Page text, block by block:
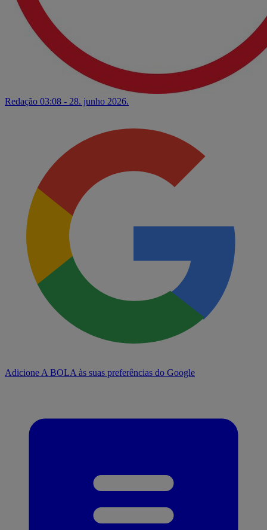
Redação 03:08 - 28. junho 2026.
Adicione A BOLA às suas preferências do Google